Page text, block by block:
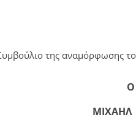
της αναμόρφωσης
Ο
ΜΙΧΑΗΛ